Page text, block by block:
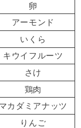
卵
アーモンド
いくら
キウイフルーツ
さけ
鶏肉
マカダミアナッツ
りんご